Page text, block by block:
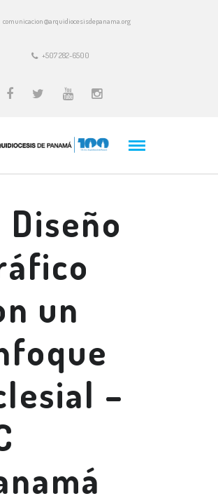
comunicacion@arquidiocesisdepanama.org
+507 282-6500
Diseño
un
–